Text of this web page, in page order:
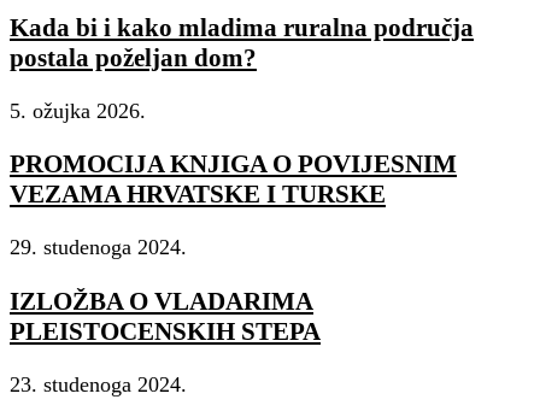
JN0-102
1Z0-803
70-417
1Z0-061
JK0-022
210-065
70-270
350-060
JN0-102
Kada bi i kako mladima ruralna područja
postala poželjan dom?
5. ožujka 2026.
PROMOCIJA KNJIGA O POVIJESNIM
VEZAMA HRVATSKE I TURSKE
29. studenoga 2024.
IZLOŽBA O VLADARIMA
PLEISTOCENSKIH STEPA
23. studenoga 2024.